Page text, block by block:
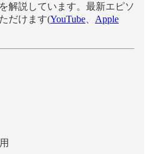
解説しています。最新エピソ
だけます(YouTube
Apple